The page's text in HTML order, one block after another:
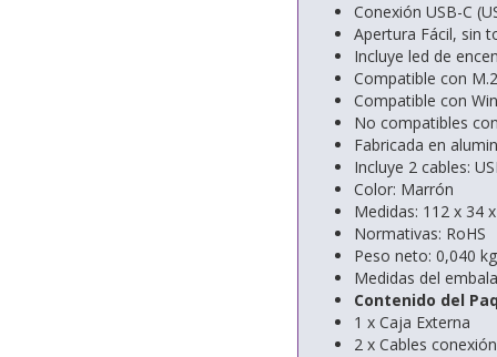
Conexión USB-C
Apertura Fácil, sin
Incluye led de
Compatible con
Compatible con
No compatibles
Fabricada en
Incluye 2 cables:
Color: Marrón
Medidas: 112 x 34
Normativas: RoHS
Peso neto: 0,040
Medidas del
Contenido del
1 x Caja Externa
2 x Cables conexión